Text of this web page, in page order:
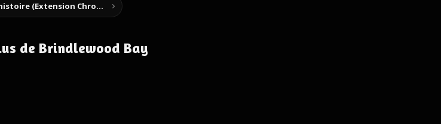
Notes d’histoire (Extension Chrome)
de Brindlewood Bay